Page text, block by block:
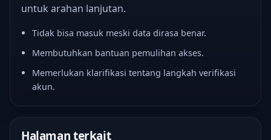
untuk arahan lanjutan.
Tidak bisa masuk meski data dirasa benar.
Membutuhkan bantuan pemulihan akses.
Memerlukan klarifikasi tentang langkah verifikasi
akun.
Halaman terkait